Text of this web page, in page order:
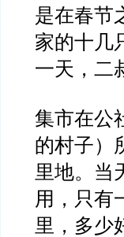
是在春节
家的十几
一天，二
集市在公
的村子）
里地。当
用，只有
里，多少